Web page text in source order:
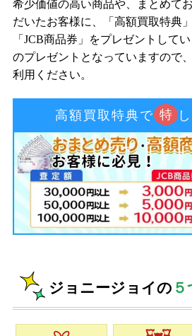
希少価値の高い商品や、まとめて
だいたお客様に、「高額買取特典
「JCB商品券」をプレゼントして
のプレゼントとなっていますので
利用ください。
高額買取特典で 特
ジョニージョイの